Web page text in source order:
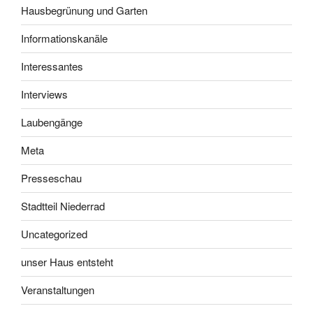
Hausbegrünung und Garten
Informationskanäle
Interessantes
Interviews
Laubengänge
Meta
Presseschau
Stadtteil Niederrad
Uncategorized
unser Haus entsteht
Veranstaltungen